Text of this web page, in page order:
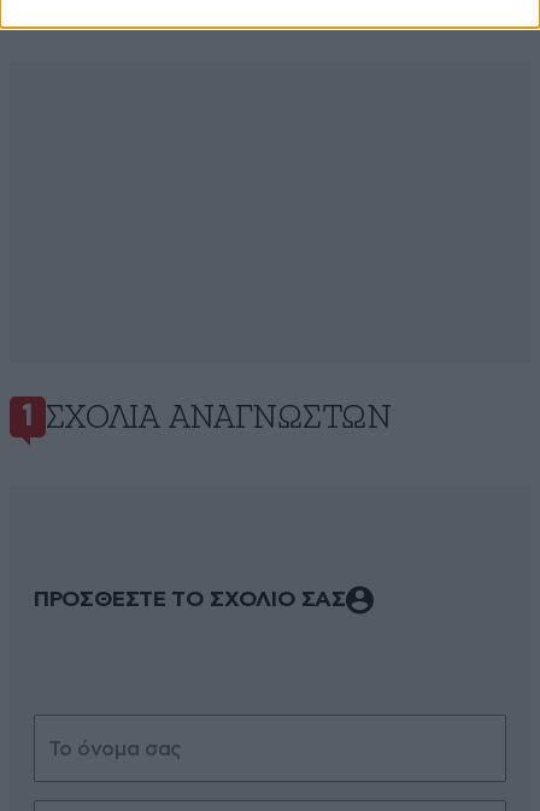
1 ΣΧΌΛΙΑ ΑΝΑΓΝΩΣΤΏΝ
ΠΡΟΣΘΕΣΤΕ ΤΟ ΣΧΟΛΙΟ ΣΑΣ